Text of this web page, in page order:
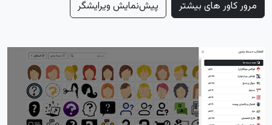
مرور کاور های بیشتر پیش‌نمایش ویرایشگر